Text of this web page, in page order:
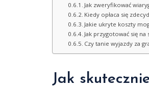
Jak zweryfikować
Kiedy opłaca się
Jakie ukryte koszty
Jak przygotować się
Czy tanie wyjazdy za
Jak